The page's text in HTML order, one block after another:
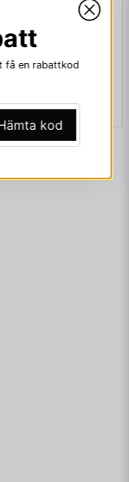
Hedgehog! |
35 Years
& Adventure
⚡💙
23 Jun 13:15 av arkad.nu
få en rabattkod
kod